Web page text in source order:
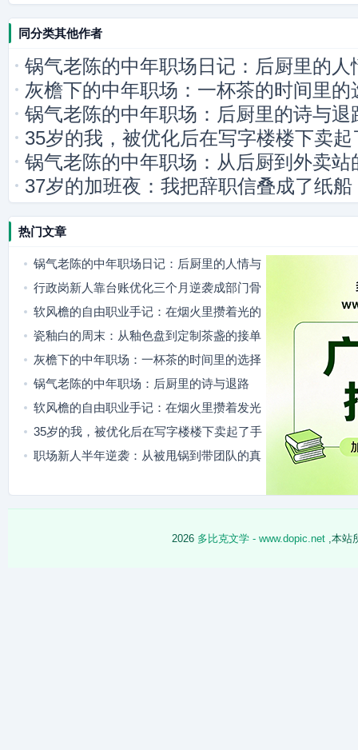
同分类其他作者
锅气老陈的中年职场日记：后厨里的人
灰檐下的中年职场：一杯茶的时间里的
锅气老陈的中年职场：后厨里的诗与退
35岁的我，被优化后在写字楼楼下卖
锅气老陈的中年职场：从后厨到外卖站
37岁的加班夜：我把辞职信叠成了纸船
热门文章
锅气老陈的中年职场日记：后厨里的人情与
选择
行政岗新人靠台账优化三个月逆袭成部门骨
干
软风檐的自由职业手记：在烟火里攒着光的
斜杠日常
瓷釉白的周末：从釉色盘到定制茶盏的接单
日常
灰檐下的中年职场：一杯茶的时间里的选择
锅气老陈的中年职场：后厨里的诗与退路
软风檐的自由职业手记：在烟火里攒着发光
的小日子
35岁的我，被优化后在写字楼楼下卖起了手
工酱菜
职场新人半年逆袭：从被甩锅到带团队的真
2026 多比克文学 - www.dopic.net ,本站